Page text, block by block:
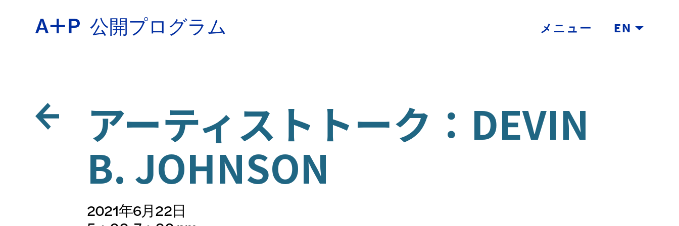
公開プログラム メニュー EN
教育
青少年の育成
ESPAÑOL
アーティストトーク：DEVIN
B. JOHNSON
2021年6月22日